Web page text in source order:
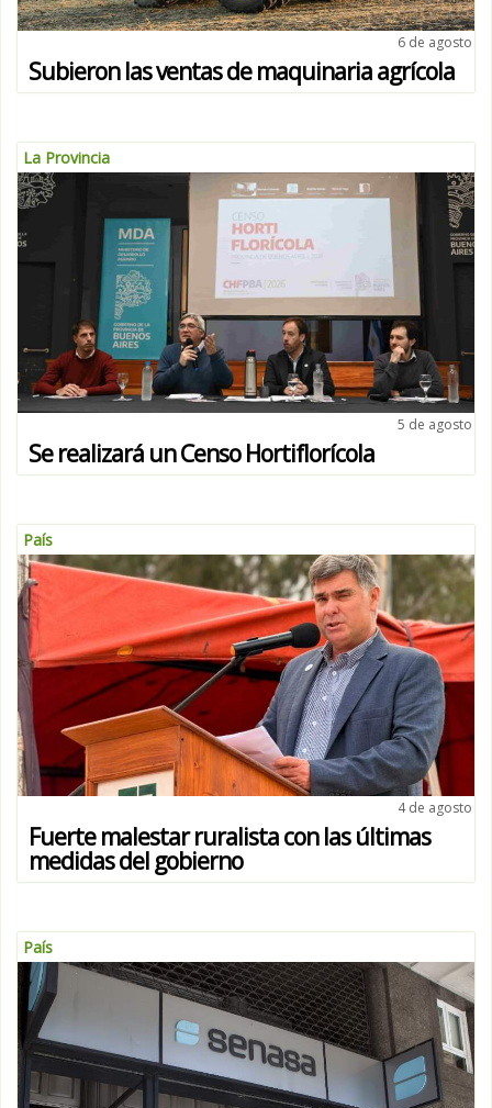
6 de agosto
Subieron las ventas de maquinaria agrícola
La Provincia
5 de agosto
Se realizará un Censo Hortiflorícola
País
4 de agosto
Fuerte malestar ruralista con las últimas
medidas del gobierno
País